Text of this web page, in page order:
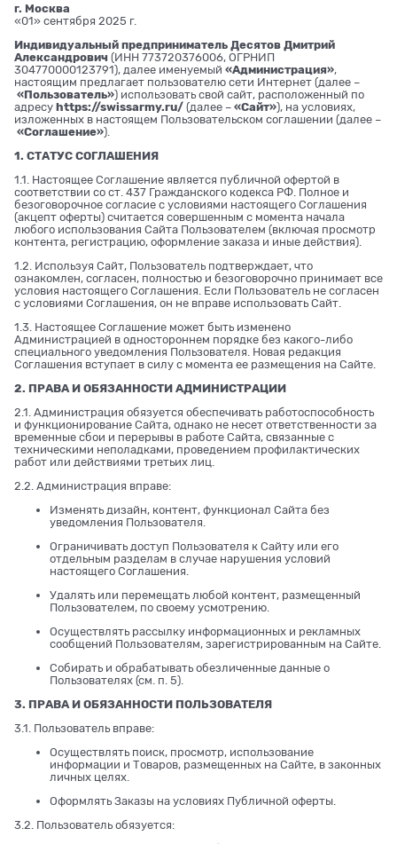
г. Москва
«01» сентября 2025 г.
Индивидуальный предприниматель Десятов Дмитрий
Александрович (ИНН 773720376006, ОГРНИП
304770000123791), далее именуемый «Администрация»,
настоящим предлагает пользователю сети Интернет (далее –
«Пользователь») использовать свой сайт, расположенный по
адресу https://swissarmy.ru/ (далее – «Сайт»), на условиях,
изложенных в настоящем Пользовательском соглашении (далее –
«Соглашение»).
1. СТАТУС СОГЛАШЕНИЯ
1.1. Настоящее Соглашение является публичной офертой в
соответствии со ст. 437 Гражданского кодекса РФ. Полное и
безоговорочное согласие с условиями настоящего Соглашения
(акцепт оферты) считается совершенным с момента начала
любого использования Сайта Пользователем (включая просмотр
контента, регистрацию, оформление заказа и иные действия).
1.2. Используя Сайт, Пользователь подтверждает, что
ознакомлен, согласен, полностью и безоговорочно принимает все
условия настоящего Соглашения. Если Пользователь не согласен
с условиями Соглашения, он не вправе использовать Сайт.
1.3. Настоящее Соглашение может быть изменено
Администрацией в одностороннем порядке без какого-либо
специального уведомления Пользователя. Новая редакция
Соглашения вступает в силу с момента ее размещения на Сайте.
2. ПРАВА И ОБЯЗАННОСТИ АДМИНИСТРАЦИИ
2.1. Администрация обязуется обеспечивать работоспособность
и функционирование Сайта, однако не несет ответственности за
временные сбои и перерывы в работе Сайта, связанные с
техническими неполадками, проведением профилактических
работ или действиями третьих лиц.
2.2. Администрация вправе:
Изменять дизайн, контент, функционал Сайта без
уведомления Пользователя.
Ограничивать доступ Пользователя к Сайту или его
отдельным разделам в случае нарушения условий
настоящего Соглашения.
Удалять или перемещать любой контент, размещенный
Пользователем, по своему усмотрению.
Осуществлять рассылку информационных и рекламных
сообщений Пользователям, зарегистрированным на Сайте.
Собирать и обрабатывать обезличенные данные о
Пользователях (см. п. 5).
3. ПРАВА И ОБЯЗАННОСТИ ПОЛЬЗОВАТЕЛЯ
3.1. Пользователь вправе:
Осуществлять поиск, просмотр, использование
информации и Товаров, размещенных на Сайте, в законных
личных целях.
Оформлять Заказы на условиях Публичной оферты.
3.2. Пользователь обязуется: